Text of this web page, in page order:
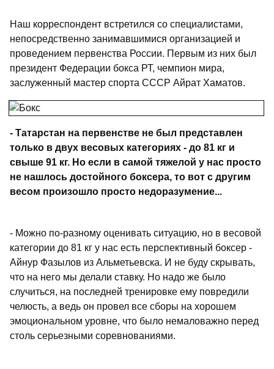
Наш корреспондент встретился со специалистами,
непосредственно занимавшимися организацией и
проведением первенства России. Первым из них был
президент Федерации бокса РТ, чемпион мира,
заслуженный мастер спорта СССР Айрат Хаматов.
- Татарстан на первенстве не был представлен
только в двух весовых категориях - до 81 кг и
свыше 91 кг. Но если в самой тяжелой у нас просто
не нашлось достойного боксера, то вот с другим
весом произошло просто недоразумение...
- Можно по-разному оценивать ситуацию, но в весовой
категории до 81 кг у нас есть перспективный боксер -
Айнур Фазылов из Альметьевска. И не буду скрывать,
что на него мы делали ставку. Но надо же было
случиться, на последней тренировке ему повредили
челюсть, а ведь он провел все сборы на хорошем
эмоциональном уровне, что было немаловажно перед
столь серьезными соревнованиями.